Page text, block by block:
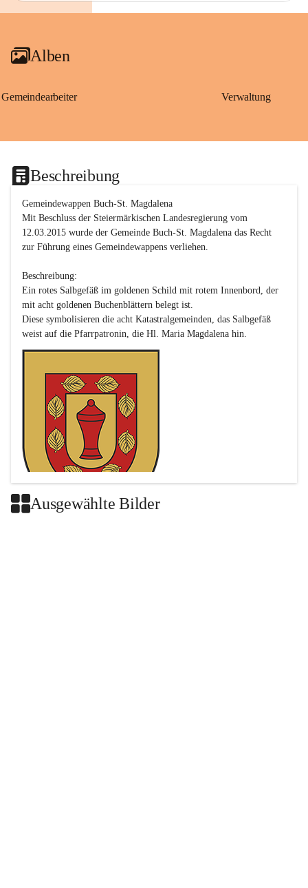
Alben
Gemeindearbeiter Verwaltung
Beschreibung
Gemeindewappen Buch-St. Magdalena
Mit Beschluss der Steiermärkischen Landesregierung vom
12.03.2015 wurde der Gemeinde Buch-St. Magdalena das Recht
zur Führung eines Gemeindewappens verliehen.
Beschreibung:
Ein rotes Salbgefäß im goldenen Schild mit rotem Innenbord, der
mit acht goldenen Buchenblättern belegt ist.
Diese symbolisieren die acht Katastralgemeinden, das Salbgefäß
Ausgewählte Bilder